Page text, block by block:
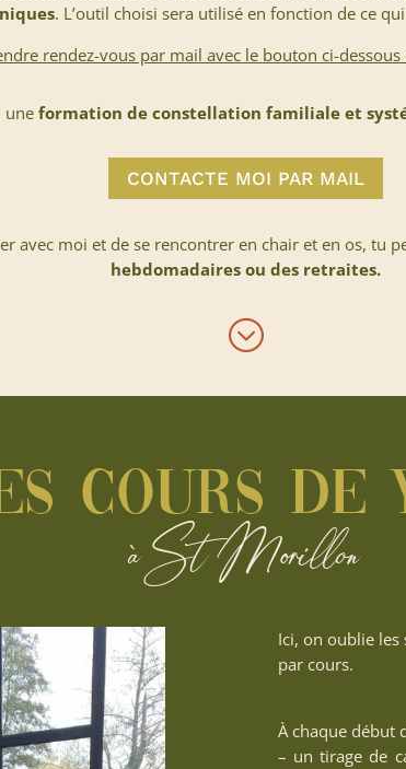
. L’outil choisi sera utilisé en fonction de ce
rendez-vous par mail avec le bouton ci-
une formation de constellation familiale et
CONTACTE MOI PAR MAIL
avec moi et de se rencontrer en chair et en os, tu
hebdomadaires ou des retraites.
;
cours de
à St Morillon
Ici, on oublie
par cours.
À chaque début
– un tirage de